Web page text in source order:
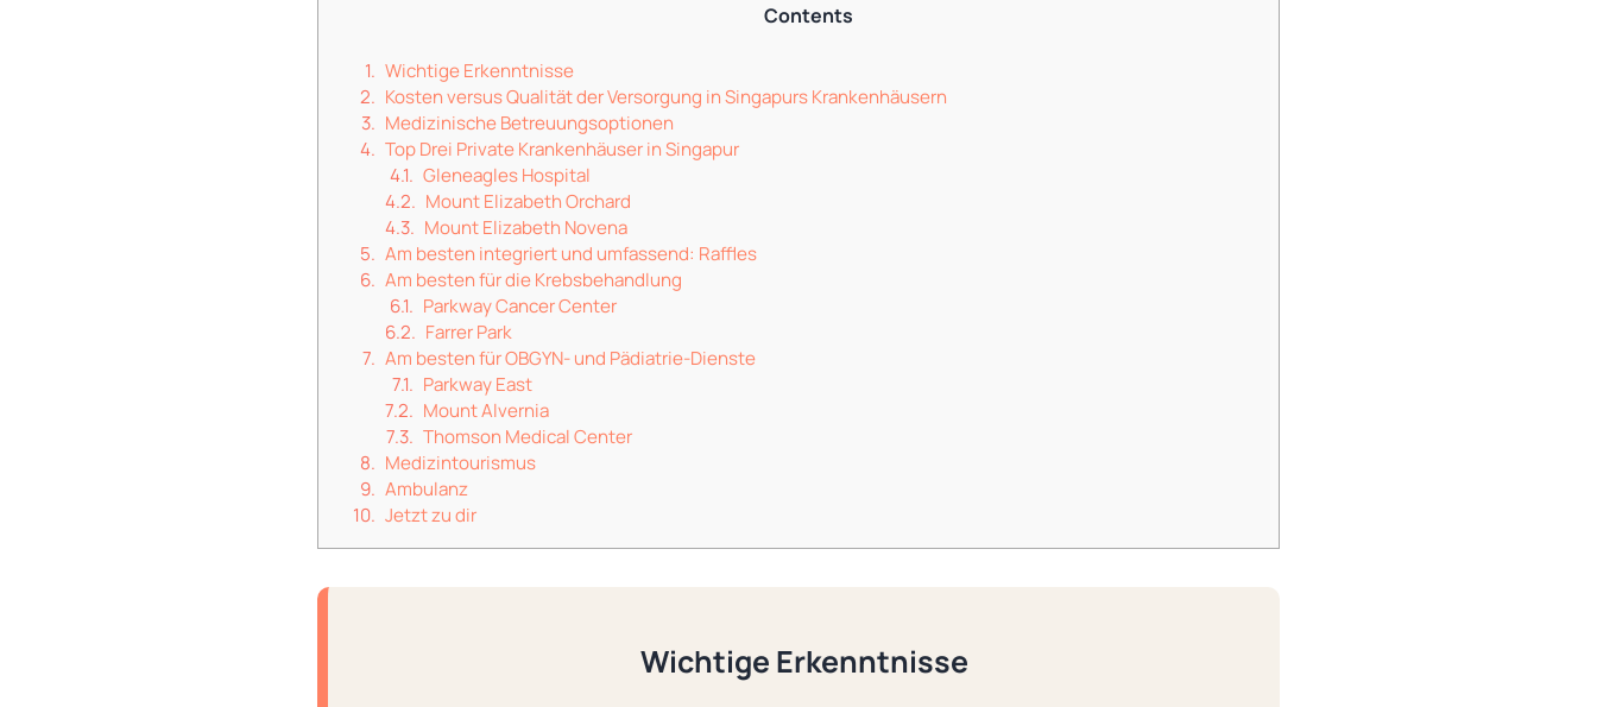
Contents
Wichtige Erkenntnisse
Kosten versus Qualität der Versorgung in Singapurs Krankenhäusern
Medizinische Betreuungsoptionen
Top Drei Private Krankenhäuser in Singapur
Gleneagles Hospital
Mount Elizabeth Orchard
Mount Elizabeth Novena
Am besten integriert und umfassend: Raffles
Am besten für die Krebsbehandlung
Parkway Cancer Center
Farrer Park
Am besten für OBGYN- und Pädiatrie-Dienste
Parkway East
Mount Alvernia
Thomson Medical Center
Medizintourismus
Ambulanz
Jetzt zu dir
Wichtige Erkenntnisse